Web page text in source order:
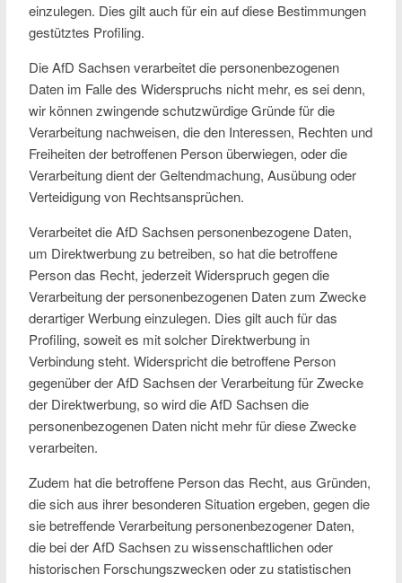
einzulegen. Dies gilt auch für ein auf diese Bestimmungen
gestütztes Profiling.
Die AfD Sachsen verarbeitet die personenbezogenen
Daten im Falle des Widerspruchs nicht mehr, es sei denn,
wir können zwingende schutzwürdige Gründe für die
Verarbeitung nachweisen, die den Interessen, Rechten und
Freiheiten der betroffenen Person überwiegen, oder die
Verarbeitung dient der Geltendmachung, Ausübung oder
Verteidigung von Rechtsansprüchen.
Verarbeitet die AfD Sachsen personenbezogene Daten,
um Direktwerbung zu betreiben, so hat die betroffene
Person das Recht, jederzeit Widerspruch gegen die
Verarbeitung der personenbezogenen Daten zum Zwecke
derartiger Werbung einzulegen. Dies gilt auch für das
Profiling, soweit es mit solcher Direktwerbung in
Verbindung steht. Widerspricht die betroffene Person
gegenüber der AfD Sachsen der Verarbeitung für Zwecke
der Direktwerbung, so wird die AfD Sachsen die
personenbezogenen Daten nicht mehr für diese Zwecke
verarbeiten.
Zudem hat die betroffene Person das Recht, aus Gründen,
die sich aus ihrer besonderen Situation ergeben, gegen die
sie betreffende Verarbeitung personenbezogener Daten,
die bei der AfD Sachsen zu wissenschaftlichen oder
historischen Forschungszwecken oder zu statistischen